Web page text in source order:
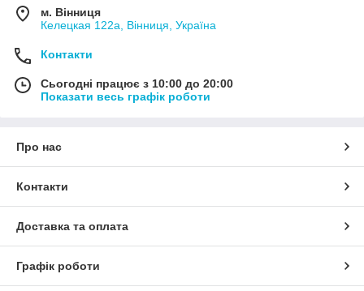
м. Вінниця
Келецкая 122а, Вінниця, Україна
Контакти
Сьогодні працює з 10:00 до 20:00
Показати весь графік роботи
Про нас
Контакти
Доставка та оплата
Графік роботи